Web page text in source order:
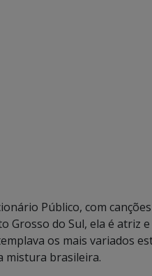
Público, com
Grosso do Sul, ela é atriz
os mais variados
mistura brasileira.